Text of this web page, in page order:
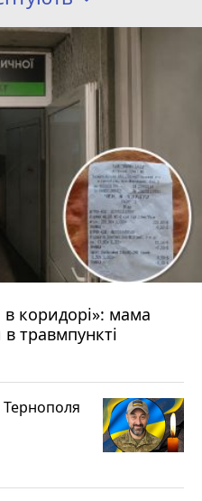
коридорі»: мама
травмпункті
Тернополя